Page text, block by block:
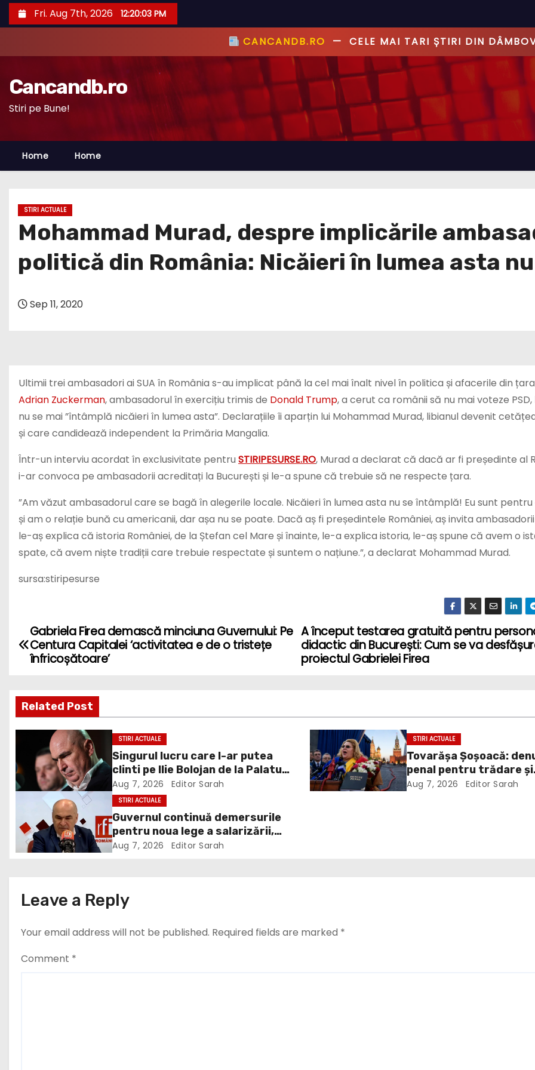
k
p
n
e
Fri. Aug 7th, 2026 12:20:05 PM
CANCANDB.RO—PRIMUL CU ȘTIREA, PRIMUL CU
Cancandb.ro
Stiri pe Bune!
Home Home
STIRI ACTUALE
Mohammad Murad, despre implicările
politică din România: Nicăieri în lumea asta
Sep 11, 2020
Ultimii trei ambasadori ai SUA în România s-au implicat până la cel mai înalt nivel în politica și afacerile din
Adrian Zuckerman, ambasadorul în exercițiu trimis de Donald Trump, a cerut ca românii să nu mai voteze
nu se mai ”întâmplă nicăieri în lumea asta”. Declarațiile îi aparțin lui Mohammad Murad, libianul devenit
și care candidează independent la Primăria Mangalia.
Într-un interviu acordat în exclusivitate pentru STIRIPESURSE.RO, Murad a declarat că dacă ar fi președinte al
i-ar convoca pe ambasadorii acreditați la București și le-a spune că trebuie să ne respecte țara.
”Am văzut ambasadorul care se bagă în alegerile locale. Nicăieri în lumea asta nu se întâmplă! Eu sunt
și am o relație bună cu americanii, dar așa nu se poate. Dacă aș fi președintele României, aș invita
le-aș explica că istoria României, de la Ștefan cel Mare și înainte, le-a explica istoria, le-aș spune că avem o
spate, că avem niște tradiții care trebuie respectate și suntem o națiune.”, a declarat Mohammad Murad.
sursa:stiripesurse
P
t
n
a
v
g
i
o
n
A început testarea gratuită pentru
didactic din București: Cum se va
proiectul Gabrielei Firea
Gabriela Firea demască minciuna Guvernului: Pe
Centura Capitalei ‘activitatea e de o tristețe
înfricoșătoare’
Related Post
STIRI ACTUALE
Singurul lucru care l-ar putea
clinti pe Ilie Bolojan de la Palatul
Victoria. Verdictul lui Bogdan
Chirieac
Aug 7, 2026 Editor Sarah
STIRI ACTUALE
Tovarășa Șoșoacă:
penal pentru trădare și
comunicarea de
Aug 7, 2026 Editor Sarah
STIRI ACTUALE
Guvernul continuă demersurile
pentru noua lege a salarizării,
deși sindicatele se opun
Aug 7, 2026 Editor Sarah
Leave a Reply
Your email address will not be published. Required fields are marked *
Comment *